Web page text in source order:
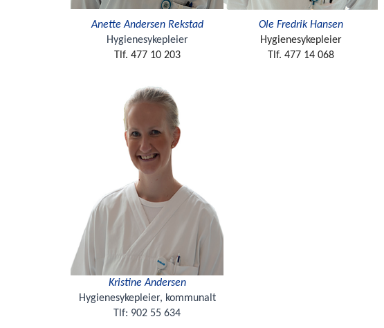
Anette Andersen Rekstad
Hygienesykepleier
Tlf. 477 10 203
Ole Fredrik Hansen
Hygienesykepleier
Tlf. 477 14 068
Kristine Andersen
Hygienesykepleier, kommunalt
Tlf: 902 55 634